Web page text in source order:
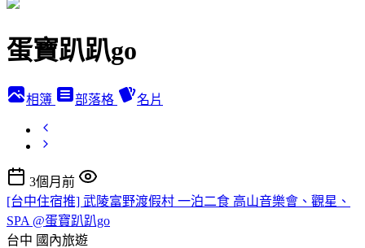
蛋寶趴趴go
相簿 部落格 名片
3個月前
[台中住宿推] 武陵富野渡假村 一泊二食 高山音樂會、觀星、
SPA @蛋寶趴趴go
台中 國內旅遊